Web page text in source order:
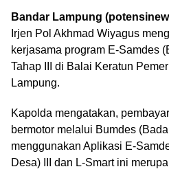
Bandar Lampung
Irjen Pol Akhmad Wiyagus
kerjasama program E-Samdes
Tahap III di Balai Keratun
Lampung.
Kapolda mengatakan,
bermotor melalui Bumdes
menggunakan Aplikasi E-
Desa) III dan L-Smart ini